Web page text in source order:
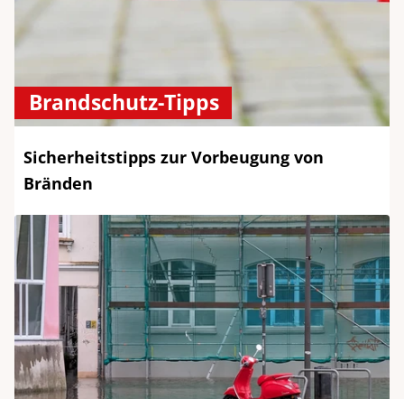
Brandschutz-Tipps
Sicherheitstipps zur Vorbeugung von
Bränden